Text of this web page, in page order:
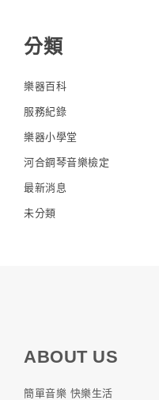
分類
樂器百科
服務紀錄
樂器小學堂
河合鋼琴音樂檢定
最新消息
未分類
ABOUT US
簡單音樂 快樂生活